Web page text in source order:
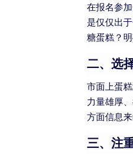
在报名参
是仅仅出
糖蛋糕？
二、选
市面上蛋
力量雄厚
方面信息
三、注